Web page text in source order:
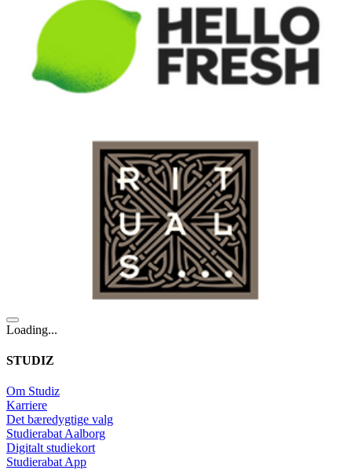
Loading...
STUDIZ
Om Studiz
Karriere
Det bæredygtige valg
Studierabat Aalborg
Digitalt studiekort
Studierabat App